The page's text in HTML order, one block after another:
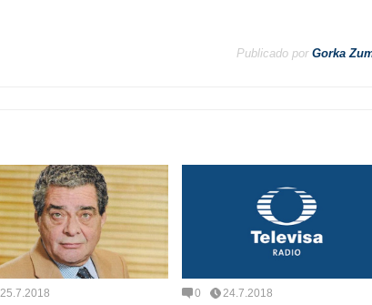
Publicado por Gorka
25.7.2018 0 24.7.2018